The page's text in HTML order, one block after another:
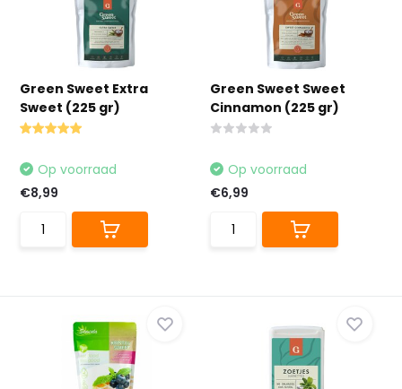
Green Sweet Extra
Sweet (225 gr)
Op voorraad
€8,99
Green Sweet Sweet
Cinnamon (225 gr)
Op voorraad
€6,99